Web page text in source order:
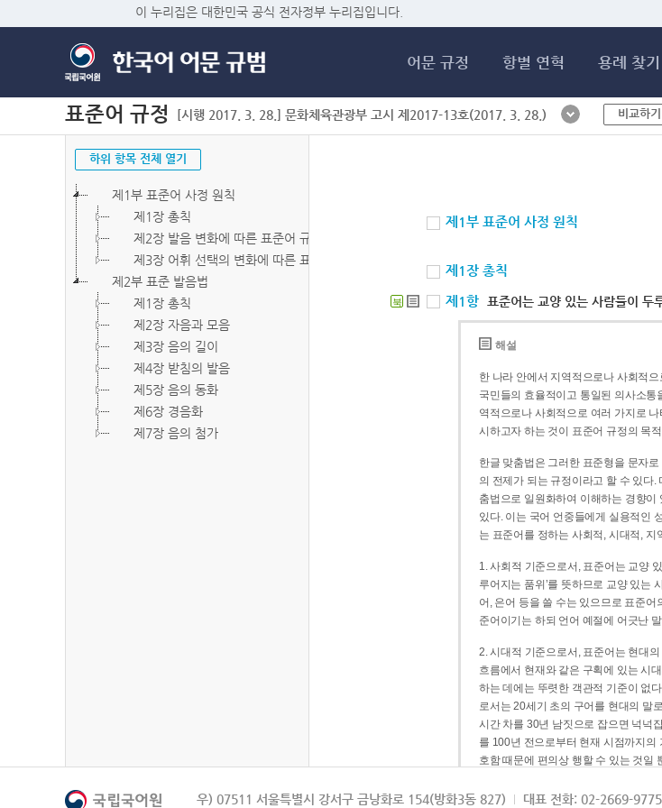
이 누리집은 대한민국 공식 전자정부 누리집입니다.
어문 규정 항별 연혁 용례 찾기
표준어 규정 [시행 2017. 3. 28.] 문화체육관광부 고시 제2017-13호(2017. 3. 28.) 비교하기
하위 항목 전체 열기
제1부 표준어 사정 원칙
제1장 총칙
제2장 발음 변화에 따른 표준어 규정
제3장 어휘 선택의 변화에 따른 표준어 규정
제2부 표준 발음법
제1장 총칙
제2장 자음과 모음
제3장 음의 길이
제4장 받침의 발음
제5장 음의 동화
제6장 경음화
제7장 음의 첨가
제1부 표준어 사정 원칙
제1장 총칙
북 제1항 표준어는 교양 있는 사람들이 두
해설
한 나라 안에서 지역적으로나 사회적
국민들의 효율적이고 통일된 의사소통
역적으로나 사회적으로 여러 가지로
시하고자 하는 것이 표준어 규정의 목
한글 맞춤법은 그러한 표준형을 문자
의 전제가 되는 규정이라고 할 수 있다
춤법으로 일원화하여 이해하는 경향
있다. 이는 국어 언중들에게 실용적인
는 표준어를 정하는 사회적, 시대적, 지
1. 사회적 기준으로서, 표준어는 교양
루어지는 품위’를 뜻하므로 교양 있는
어, 은어 등을 쓸 수는 있으므로 표준
준어이기는 하되 언어 예절에 어긋난
2. 시대적 기준으로서, 표준어는 현대
흐름에서 현재와 같은 구획에 있는 시
하는 데에는 뚜렷한 객관적 기준이 없
로서는 20세기 초의 구어를 현대의 말
시간 차를 30년 남짓으로 잡으면 넉넉
를 100년 전으로부터 현재 시점까지의
호함 때문에 편의상 행할 수 있는 것일
3. 지역적 기준으로서, 표준어는 서울
우) 07511 서울특별시 강서구 금낭화로 154(방화3동 827) 대표 전화: 02-2669-